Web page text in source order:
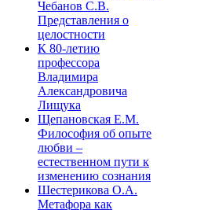
Чебанов С.В.
Представления о
целостности
К 80-летию
профессора
Владимира
Александровича
Лищука
Щепановская Е.М.
Философия об опыте
любви –
естественном пути к
изменению сознания
Шестерикова О.А.
Метафора как